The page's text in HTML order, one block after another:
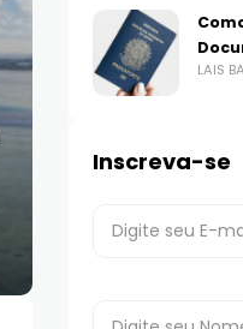
LAIS
Inscreva-se